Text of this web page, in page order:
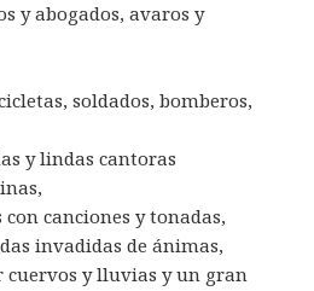
y abogados, avaros y
soldados, bomberos,
y lindas cantoras
canciones y tonadas,
invadidas de ánimas,
cuervos y lluvias y un gran